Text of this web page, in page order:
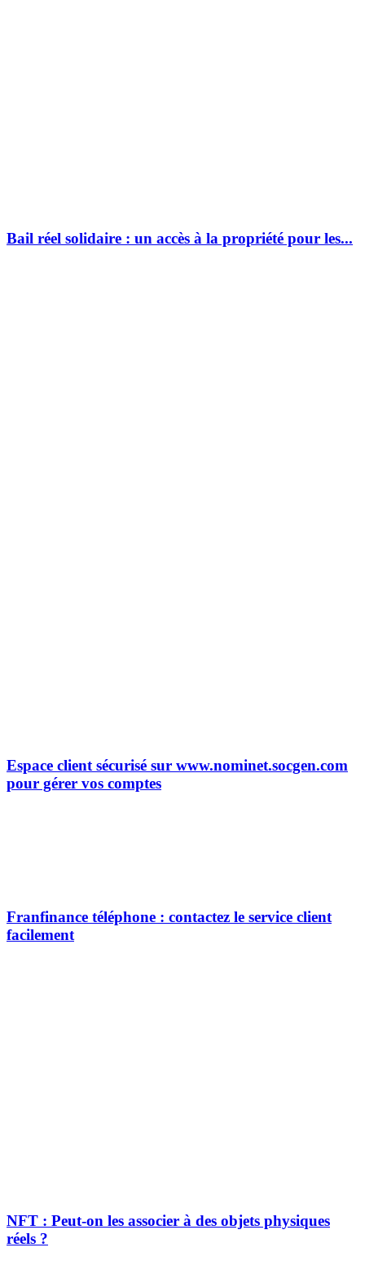
Bail réel solidaire : un accès à la propriété pour les...
Espace client sécurisé sur www.nominet.socgen.com
pour gérer vos comptes
Franfinance téléphone : contactez le service client
facilement
NFT : Peut-on les associer à des objets physiques
réels ?